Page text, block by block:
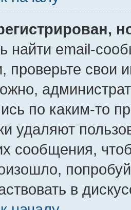
найти email-
проверьте свои
по каким-то
удаляют
сообщения,
в